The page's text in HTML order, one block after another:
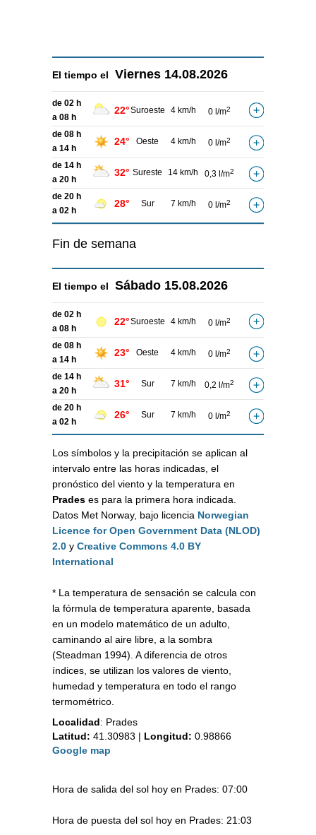
El tiempo el Viernes 14.08.2026
de 02 h
a 08 h
22°Suroeste 4 km/h 0 l/m2
de 08 h
a 14 h
24° Oeste 4 km/h 0 l/m2
de 14 h
a 20 h
32° Sureste 14 km/h 0,3 l/m2
de 20 h
a 02 h
28° Sur 7 km/h 0 l/m2
Fin de semana
El tiempo el Sábado 15.08.2026
de 02 h
a 08 h
22°Suroeste 4 km/h 0 l/m2
de 08 h
a 14 h
23° Oeste 4 km/h 0 l/m2
de 14 h
a 20 h
31° Sur 7 km/h 0,2 l/m2
de 20 h
a 02 h
26° Sur 7 km/h 0 l/m2
Los símbolos y la precipitación se aplican al
intervalo entre las horas indicadas, el
pronóstico del viento y la temperatura en
Prades es para la primera hora indicada.
Datos Met Norway, bajo licencia Norwegian
Licence for Open Government Data (NLOD)
2.0 y Creative Commons 4.0 BY
International
* La temperatura de sensación se calcula con
la fórmula de temperatura aparente, basada
en un modelo matemático de un adulto,
caminando al aire libre, a la sombra
(Steadman 1994). A diferencia de otros
índices, se utilizan los valores de viento,
humedad y temperatura en todo el rango
termométrico.
Localidad: Prades
Latitud: 41.30983 | Longitud: 0.98866
Google map
Hora de salida del sol hoy en Prades: 07:00
Hora de puesta del sol hoy en Prades: 21:03